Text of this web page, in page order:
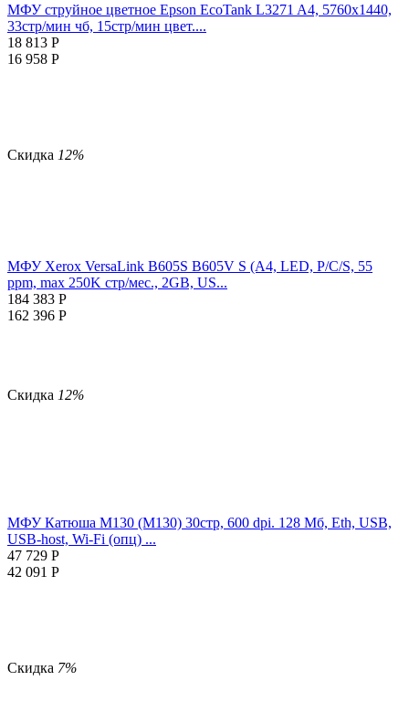
МФУ струйное цветное Epson EcoTank L3271 A4, 5760x1440,
33стр/мин чб, 15стр/мин цвет....
18 813 Р
16 958 Р
Скидка 12%
МФУ Xerox VersaLink B605S B605V S (A4, LED, P/C/S, 55
ppm, max 250K стр/мес., 2GB, US...
184 383 Р
162 396 Р
Скидка 12%
МФУ Катюша M130 (M130) 30стр, 600 dpi. 128 Мб, Eth, USB,
USB-host, Wi-Fi (опц) ...
47 729 Р
42 091 Р
Скидка 7%